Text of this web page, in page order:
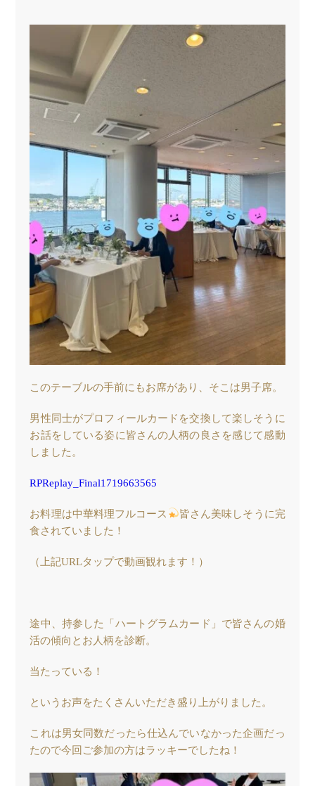
このテーブルの手前にもお席があり、そこは男子席。
男性同士がプロフィールカードを交換して楽しそうに
お話をしている姿に皆さんの人柄の良さを感じて感動
しました。
RPReplay_Final1719663565
お料理は中華料理フルコース
皆さん美味しそうに完
食されていました！
（上記URLタップで動画観れます！）
途中、持参した「ハートグラムカード」で皆さんの婚
活の傾向とお人柄を診断。
当たっている！
というお声をたくさんいただき盛り上がりました。
これは男女同数だったら仕込んでいなかった企画だっ
たので今回ご参加の方はラッキーでしたね！